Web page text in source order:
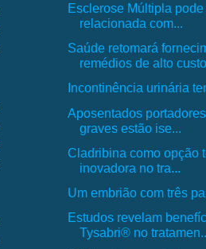
Esclerose Múltipla
relacionada com...
Saúde retomará
remédios de alto
Incontinência urinária
Aposentados
graves estão ise...
Cladribina como opção
inovadora no tra...
Um embrião com três
Estudos revelam
Tysabri® no